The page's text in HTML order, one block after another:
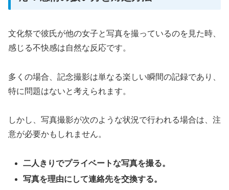
文化祭で彼氏が他の女子と写真を撮っているのを見た時、
感じる不快感は自然な反応です。
多くの場合、記念撮影は単なる楽しい瞬間の記録であり、
特に問題はないと考えられます。
しかし、写真撮影が次のような状況で行われる場合は、注
意が必要かもしれません。
二人きりでプライベートな写真を撮る。
写真を理由にして連絡先を交換する。